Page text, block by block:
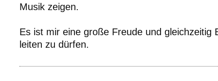
Musik zeigen.
Es ist mir eine große Freude und gleichzeitig
leiten zu dürfen.